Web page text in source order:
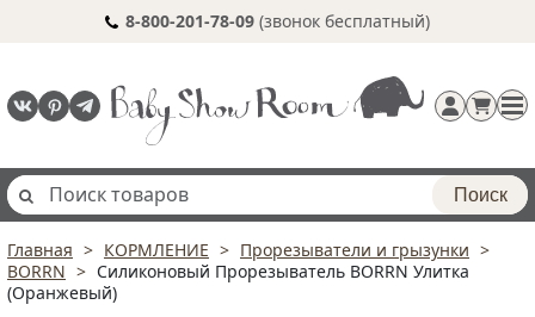
8-800-201-78-09 (звонок бесплатный)
Регистрация
Поиск
Главная КОРМЛЕНИЕ
Прорезыватели и грызунки
BORRN
Силиконовый Прорезыватель BORRN Улитка
(Оранжевый)